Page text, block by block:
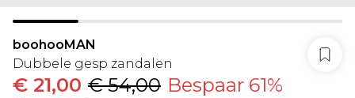
boohooMAN
Dubbele gesp zandalen
€ 21,00 € 54,00 Bespaar 61%